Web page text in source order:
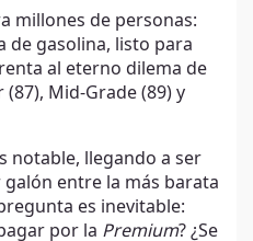
millones de personas:
de gasolina, listo para
al eterno dilema de
(87), Mid-Grade (89) y
notable, llegando a ser
entre la más barata
es inevitable:
por la Premium? ¿Se